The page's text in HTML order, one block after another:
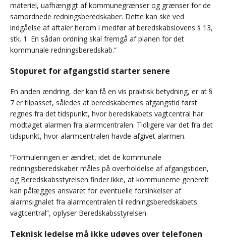
materiel, uafhængigt af kommunegrænser og grænser for de
samordnede redningsberedskaber. Dette kan ske ved
indgåelse af aftaler herom i medfør af beredskabslovens § 13,
stk. 1. En sådan ordning skal fremgå af planen for det
kommunale redningsberedskab.”
Stopuret for afgangstid starter senere
En anden ændring, der kan få en vis praktisk betydning, er at §
7 er tilpasset, således at beredskabernes afgangstid først
regnes fra det tidspunkt, hvor beredskabets vagtcentral har
modtaget alarmen fra alarmcentralen. Tidligere var det fra det
tidspunkt, hvor alarmcentralen havde afgivet alarmen.
”Formuleringen er ændret, idet de kommunale
redningsberedskaber måles på overholdelse af afgangstiden,
og Beredskabsstyrelsen finder ikke, at kommunerne generelt
kan pålægges ansvaret for eventuelle forsinkelser af
alarmsignalet fra alarmcentralen til redningsberedskabets
vagtcentral”, oplyser Beredskabsstyrelsen.
Teknisk ledelse må ikke udøves over telefonen